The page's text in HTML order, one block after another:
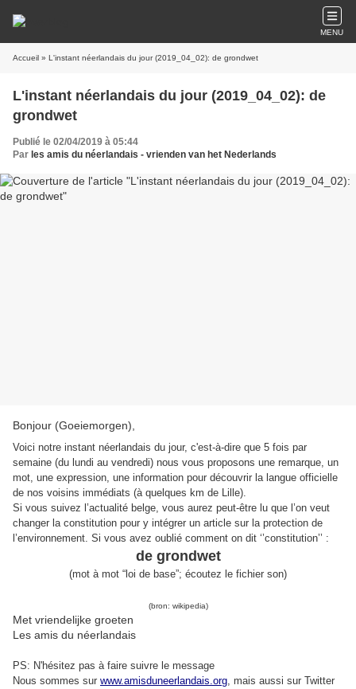
MENU
Accueil » L'instant néerlandais du jour (2019_04_02): de grondwet
L'instant néerlandais du jour (2019_04_02): de
grondwet
Publié le 02/04/2019 à 05:44
Par les amis du néerlandais - vrienden van het Nederlands
Bonjour (Goeiemorgen),
Voici notre instant néerlandais du jour, c'est-à-dire que 5 fois par
semaine (du lundi au vendredi) nous vous proposons une remarque, un
mot, une expression, une information pour découvrir la langue officielle
de nos voisins immédiats (à quelques km de Lille).
Si vous suivez l’actualité belge, vous aurez peut-être lu que l’on veut
changer la constitution pour y intégrer un article sur la protection de
l’environnement. Si vous avez oublié comment on dit ‘’constitution’’ :
de grondwet
(mot à mot “ loi de base”; écoutez le fichier son)
(bron: wikipedia)
Met vriendelijke groeten
Les amis du néerlandais
PS: N'hésitez pas à faire suivre le message
Nous sommes sur www.amisduneerlandais.org, mais aussi sur Twitter